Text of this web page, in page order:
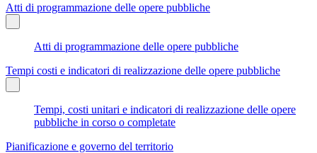
Atti di programmazione delle opere pubbliche
Atti di programmazione delle opere pubbliche
Tempi costi e indicatori di realizzazione delle opere pubbliche
Tempi, costi unitari e indicatori di realizzazione delle opere
pubbliche in corso o completate
Pianificazione e governo del territorio